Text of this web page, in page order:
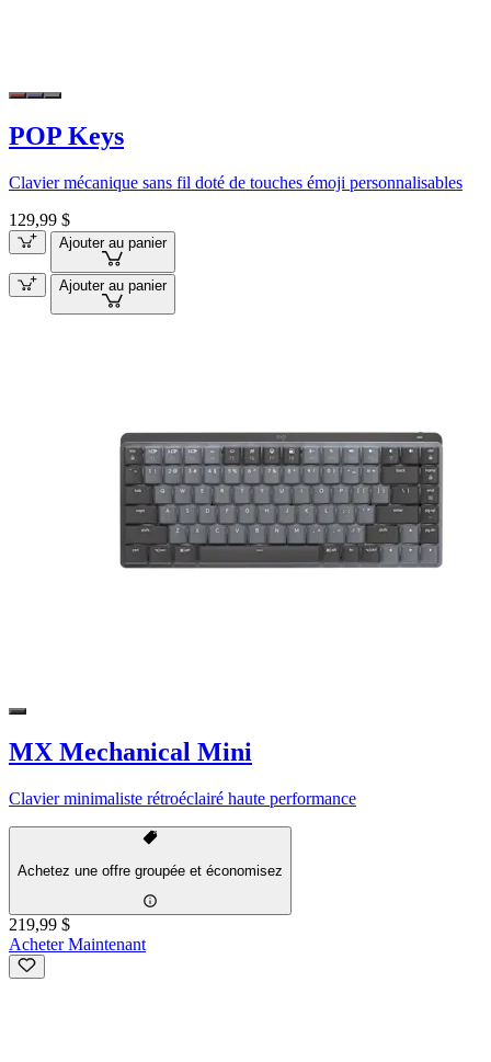
POP Keys
Clavier mécanique sans fil doté de touches émoji personnalisables
129,99 $
Ajouter au panier
Ajouter au panier
MX Mechanical Mini
Clavier minimaliste rétroéclairé haute performance
Achetez une offre groupée et économisez
219,99 $
Acheter Maintenant